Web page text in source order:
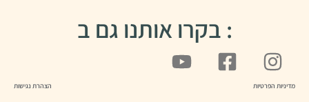
: בקרו אותנו גם ב
מדיניות הפרטיות הצהרת נגישות